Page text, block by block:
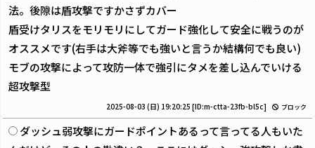
法。後隙は盾攻撃ですかさずカバー
盾受けタリスをモリモリにしてガード強化して安全に戦うのが
オススメです(右手は大斧等でも強いと言うか結構何でも良い)
モブの攻撃によって攻防一体で強引にタメを差し込んでいける
超攻撃型
2025-08-03 (日) 19:20:25 [ID:m-ctta-23fb-bl5c] ブロック
ダッシュ弱攻撃にガードポイントあるって言ってる人もいた